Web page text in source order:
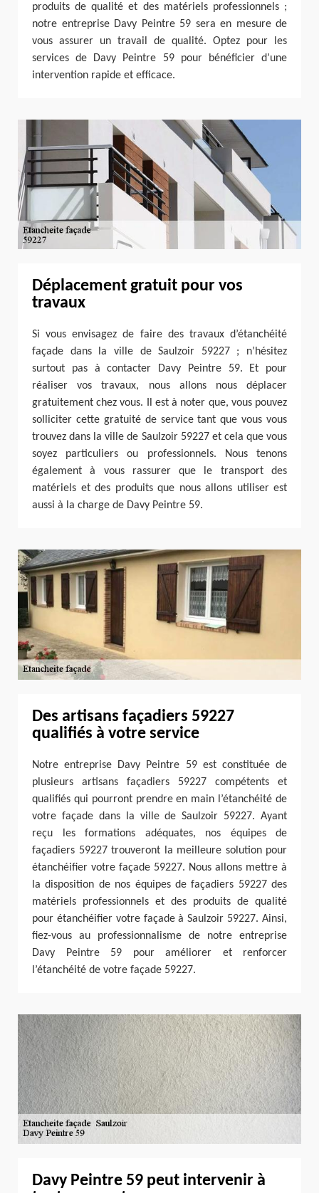
produits de qualité et des matériels professionnels ;
notre entreprise Davy Peintre 59 sera en mesure de
vous assurer un travail de qualité. Optez pour les
services de Davy Peintre 59 pour bénéficier d’une
intervention rapide et efficace.
Déplacement gratuit pour vos
travaux
Si vous envisagez de faire des travaux d’étanchéité
façade dans la ville de Saulzoir 59227 ; n’hésitez
surtout pas à contacter Davy Peintre 59. Et pour
réaliser vos travaux, nous allons nous déplacer
gratuitement chez vous. Il est à noter que, vous pouvez
solliciter cette gratuité de service tant que vous vous
trouvez dans la ville de Saulzoir 59227 et cela que vous
soyez particuliers ou professionnels. Nous tenons
également à vous rassurer que le transport des
matériels et des produits que nous allons utiliser est
aussi à la charge de Davy Peintre 59.
Des artisans façadiers 59227
qualifiés à votre service
Notre entreprise Davy Peintre 59 est constituée de
plusieurs artisans façadiers 59227 compétents et
qualifiés qui pourront prendre en main l’étanchéité de
votre façade dans la ville de Saulzoir 59227. Ayant
reçu les formations adéquates, nos équipes de
façadiers 59227 trouveront la meilleure solution pour
étanchéifier votre façade 59227. Nous allons mettre à
la disposition de nos équipes de façadiers 59227 des
matériels professionnels et des produits de qualité
pour étanchéifier votre façade à Saulzoir 59227. Ainsi,
fiez-vous au professionnalisme de notre entreprise
Davy Peintre 59 pour améliorer et renforcer
l’étanchéité de votre façade 59227.
Davy Peintre 59 peut intervenir à